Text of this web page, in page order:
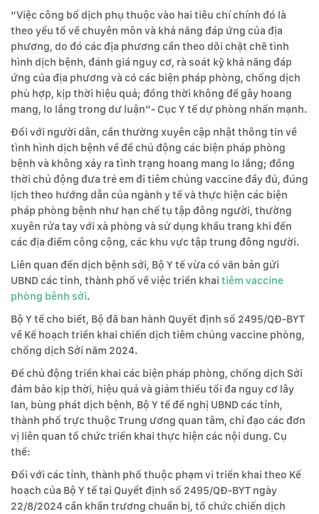
“Việc công bố dịch phụ thuộc vào hai tiêu chí chính đó là
theo yếu tố về chuyên môn và khả năng đáp ứng của địa
phương, do đó các địa phương cần theo dõi chặt chẽ tình
hình dịch bệnh, đánh giá nguy cơ, rà soát kỹ khả năng đáp
ứng của địa phương và có các biện pháp phòng, chống dịch
phù hợp, kịp thời hiệu quả; đồng thời không để gây hoang
mang, lo lắng trong dư luận”- Cục Y tế dự phòng nhấn mạnh.
Đối với người dân, cần thường xuyên cập nhật thông tin về
tình hình dịch bệnh về để chủ động các biện pháp phòng
bệnh và không xảy ra tình trạng hoang mang lo lắng; đồng
thời chủ động đưa trẻ em đi tiêm chủng vaccine đầy đủ, đúng
lịch theo hướng dẫn của ngành y tế và thực hiện các biện
pháp phòng bệnh như hạn chế tụ tập đông người, thường
xuyên rửa tay với xà phòng và sử dụng khẩu trang khi đến
các địa điểm công cộng, các khu vực tập trung đông người.
Liên quan đến dịch bệnh sởi, Bộ Y tế vừa có văn bản gửi
UBND các tỉnh, thành phố về việc triển khai tiêm vaccine
phòng bênh sởi.
Bộ Y tế cho biết, Bộ đã ban hành Quyết định số 2495/QĐ-BYT
về Kế hoạch triển khai chiến dịch tiêm chủng vaccine phòng,
chống dịch Sởi năm 2024.
Để chủ động triển khai các biện pháp phòng, chống dịch Sởi
đảm bảo kịp thời, hiệu quả và giảm thiểu tối đa nguy cơ lây
lan, bùng phát dịch bệnh, Bộ Y tế đề nghị UBND các tỉnh,
thành phố trực thuộc Trung ương quan tâm, chỉ đạo các đơn
vị liên quan tổ chức triển khai thực hiện các nội dung. Cụ
thể:
Đối với các tỉnh, thành phố thuộc phạm vi triển khai theo Kế
hoạch của Bộ Y tế tại Quyết định số 2495/QĐ-BYT ngày
22/8/2024 cần khẩn trương chuẩn bị, tổ chức chiến dịch